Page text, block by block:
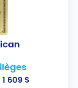
1 609 $